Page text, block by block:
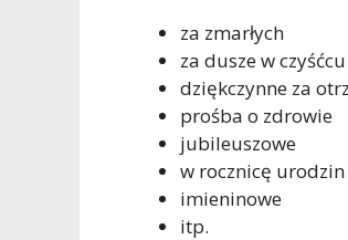
za zmarłych
za dusze w
dziękczynne za
prośba o zdrowie
jubileuszowe
w rocznicę urodzin
imieninowe
itp.